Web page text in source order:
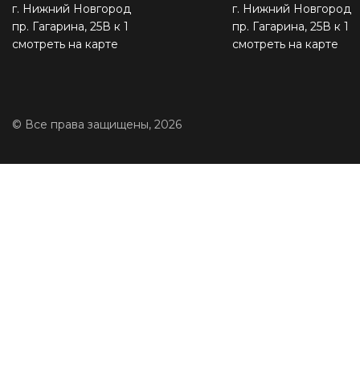
г. Нижний Новгород
пр. Гагарина, 25В к 1
смотреть на карте
г. Нижний Новгород
пр. Гагарина, 25В к 1
смотреть на карте
© Все права защищены, 2026